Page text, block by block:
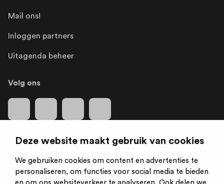
Deze website maakt gebruik van cookies
We gebruiken cookies om content en advertenties te
personaliseren, om functies voor social media te bieden
Mail ons!
Inloggen partners
Uitagenda beheer
Volg ons
Is een initiatief van: